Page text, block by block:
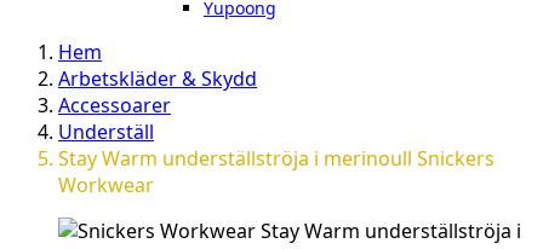
Yupoong
Hem
Arbetskläder & Skydd
Accessoarer
Underställ
Stay Warm underställströja i merinoull Snickers
Workwear